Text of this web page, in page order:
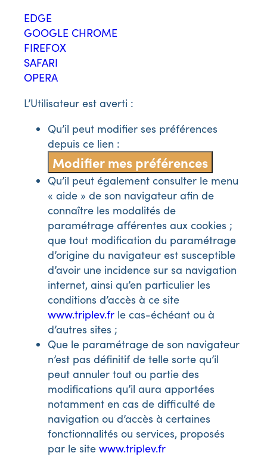
EDGE
GOOGLE CHROME
FIREFOX
SAFARI
OPERA
L’Utilisateur est averti :
Qu’il peut modifier ses préférences
depuis ce lien :
Modifier mes préférences
Qu’il peut également consulter le menu
« aide » de son navigateur afin de
connaître les modalités de
paramétrage afférentes aux cookies ;
que tout modification du paramétrage
d’origine du navigateur est susceptible
d’avoir une incidence sur sa navigation
internet, ainsi qu’en particulier les
conditions d’accès à ce site
www.triplev.fr le cas-échéant ou à
d’autres sites ;
Que le paramétrage de son navigateur
n’est pas définitif de telle sorte qu’il
peut annuler tout ou partie des
modifications qu’il aura apportées
notamment en cas de difficulté de
navigation ou d’accès à certaines
fonctionnalités ou services, proposés
par le site www.triplev.fr